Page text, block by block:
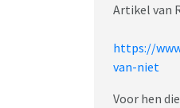
Artikel van
https://
van-niet
Voor hen